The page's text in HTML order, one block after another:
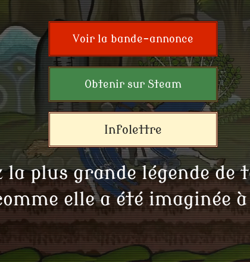
Voir la bande-annonce
Obtenir sur Steam
Infolettre
la plus grande légende de
elle a été imaginée